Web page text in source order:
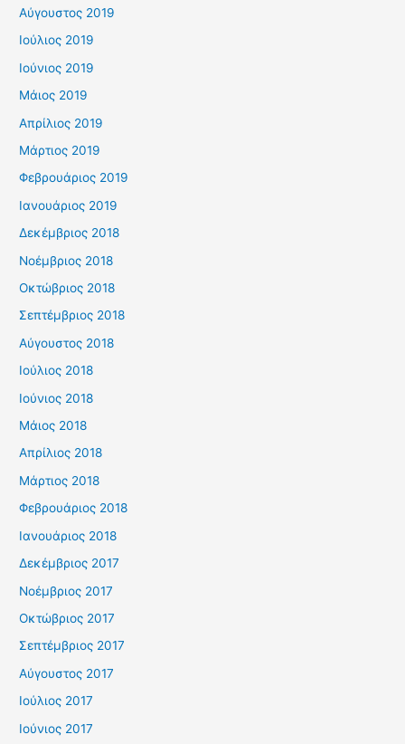
Αύγουστος 2019
Ιούλιος 2019
Ιούνιος 2019
Μάιος 2019
Απρίλιος 2019
Μάρτιος 2019
Φεβρουάριος 2019
Ιανουάριος 2019
Δεκέμβριος 2018
Νοέμβριος 2018
Οκτώβριος 2018
Σεπτέμβριος 2018
Αύγουστος 2018
Ιούλιος 2018
Ιούνιος 2018
Μάιος 2018
Απρίλιος 2018
Μάρτιος 2018
Φεβρουάριος 2018
Ιανουάριος 2018
Δεκέμβριος 2017
Νοέμβριος 2017
Οκτώβριος 2017
Σεπτέμβριος 2017
Αύγουστος 2017
Ιούλιος 2017
Ιούνιος 2017